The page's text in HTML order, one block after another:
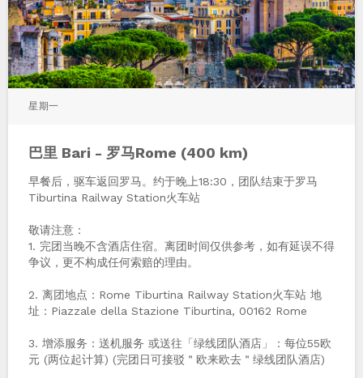
星期一
巴里 Bari - 罗马Rome (400 km)
早餐后，驱车返回罗马。约于晚上18:30，团队结束于罗马
Tiburtina Railway Station火车站
敬请注意：
1. 完团当晚不含酒店住宿。离团时间仅供参考，如有延误不得
争议，更不构成任何索赔的理由。
2. 离团地点：Rome Tiburtina Railway Station火车站 地
址：Piazzale della Stazione Tiburtina, 00162 Rome
3. 增添服务：送机服务 或送往「绿线团队酒店」：每位55欧
元 (两位起计算) (完团日可接驳＂欧来欧去＂绿线团队酒店)